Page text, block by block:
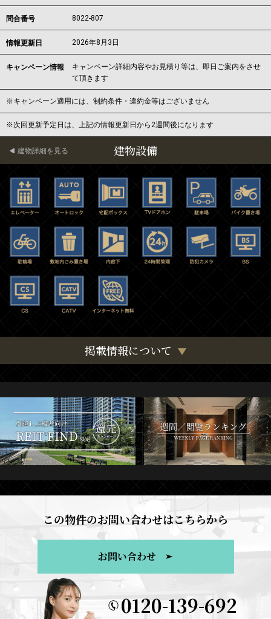
問合番号 8022-807
情報更新日 2026年8月3日
キャンペーン情報
キャンペーン詳細内容やお見積り等は、即日ご案内をさせ
て頂きます
※キャンペーン適用には、制約条件・違約金等はございません
※次回更新予定日は、上記の情報更新日から2週間後になります
建物設備
建物詳細を見る
掲載情報について
この物件のお問い合わせはこちらから
お問い合わせ
0120-139-692